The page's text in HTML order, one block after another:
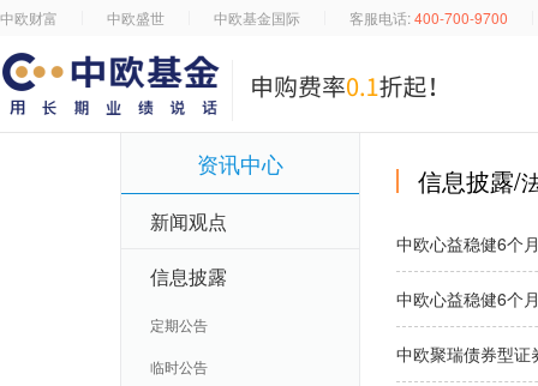
中欧财富 中欧盛世 中欧基金国际 客服电话:400-700-9700
资讯中心
新闻观点
信息披露
定期公告
临时公告
信息披露/
中欧心益稳健6个
中欧心益稳健6个
中欧聚瑞债券型